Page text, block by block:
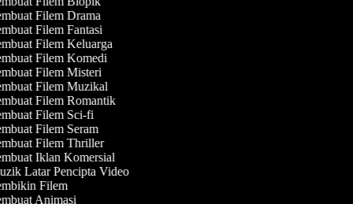
Filem Drama
Filem Fantasi
Filem Keluarga
Filem Komedi
Filem Misteri
Filem Muzikal
Filem Romantik
Filem Sci-fi
Filem Seram
Filem Thriller
Iklan Komersial
Latar Pencipta Video
Filem
Animasi